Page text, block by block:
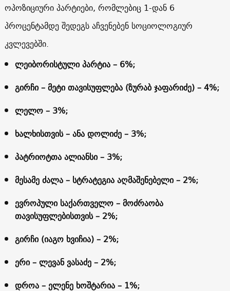
ოპოზიციური პარტიები, რომლებიც 1-დან 6
პროცენტამდე შედეგს აჩვენებენ სოციოლოგიურ
კვლევებში.
ლეიბორისტული პარტია – 6%;
გირჩი – მეტი თავისუფლება (ზურაბ ჯაფარიძე) – 4%;
ლელო – 3%;
ხალხისთვის – ანა დოლიძე – 3%;
პატრიოტთა ალიანსი – 3%;
მესამე ძალა – სტრატეგია აღმაშენებელი – 2%;
ევროპული საქართველო – მოძრაობა
თავისუფლებისთვის – 2%;
გირჩი (იაგო ხვიჩია) – 2%;
ერი – ლევან ვასაძე – 2%;
დროა – ელენე ხოშტარია – 1%;